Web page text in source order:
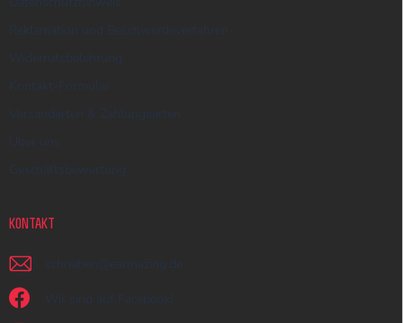
Reklamation und Beschwerdeverfahren
Widerrufsbelehrung
Kontakt-Formular
Versandarten & Zahlungsarten
Über uns
Geschäftsbewertung
KONTAKT
schreiben @ earmazing.de
Wir sind auf Facebook!